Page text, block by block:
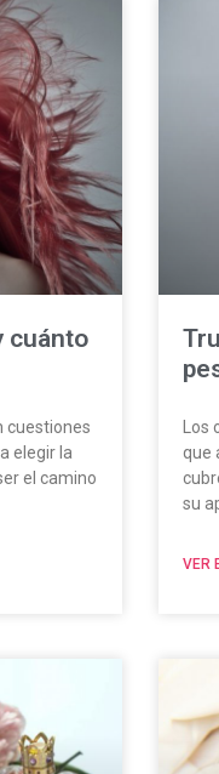
cuánto
cuestiones
elegir la
el camino
que
su
VER